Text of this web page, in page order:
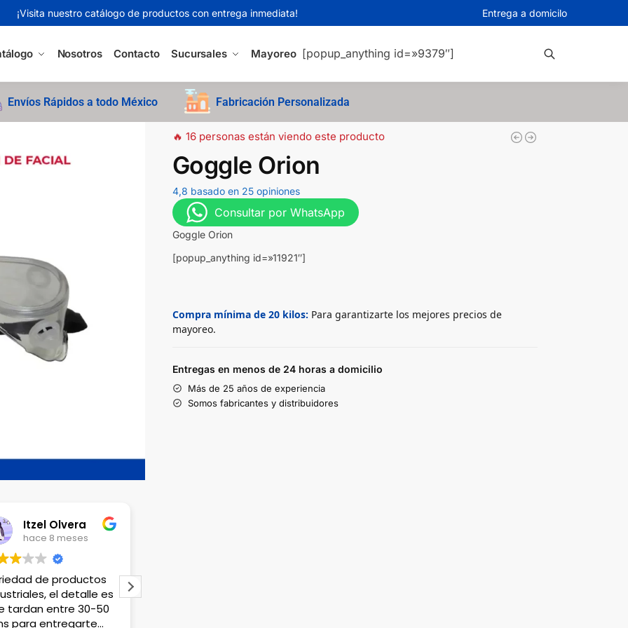
¡Visita nuestro catálogo de productos con entrega inmediata! Entrega a domicilo
Nosotros Contacto Sucursales Mayoreo [popup_anything id=»9379″]
Envíos Rápidos a todo México Fabricación Personalizada
Lili Lopez
hace 1 año
productos que
cualquier lado
el único
es que no hay
🔥 16 personas están viendo este producto
Goggle Orion
4,8 basado en 25 opiniones
Consultar por WhatsApp
Goggle Orion
[popup_anything id=»11921″]
Compra mínima de 20 kilos: Para garantizarte los mejores precios de
mayoreo.
Entregas en menos de 24 horas a domicilio
Más de 25 años de experiencia
Somos fabricantes y distribuidores